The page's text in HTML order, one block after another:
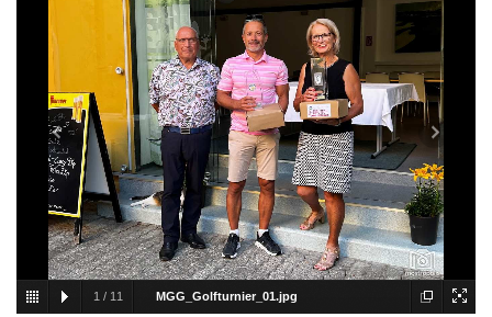
1 / 11 MGG_Golfturnier_01.jpg